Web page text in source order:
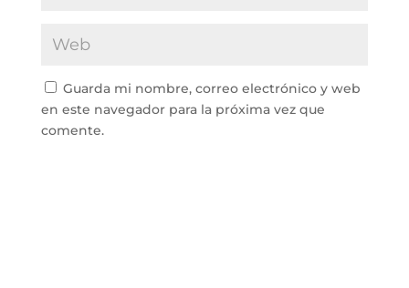
Guarda mi nombre, correo electrónico y web
en este navegador para la próxima vez que
comente.